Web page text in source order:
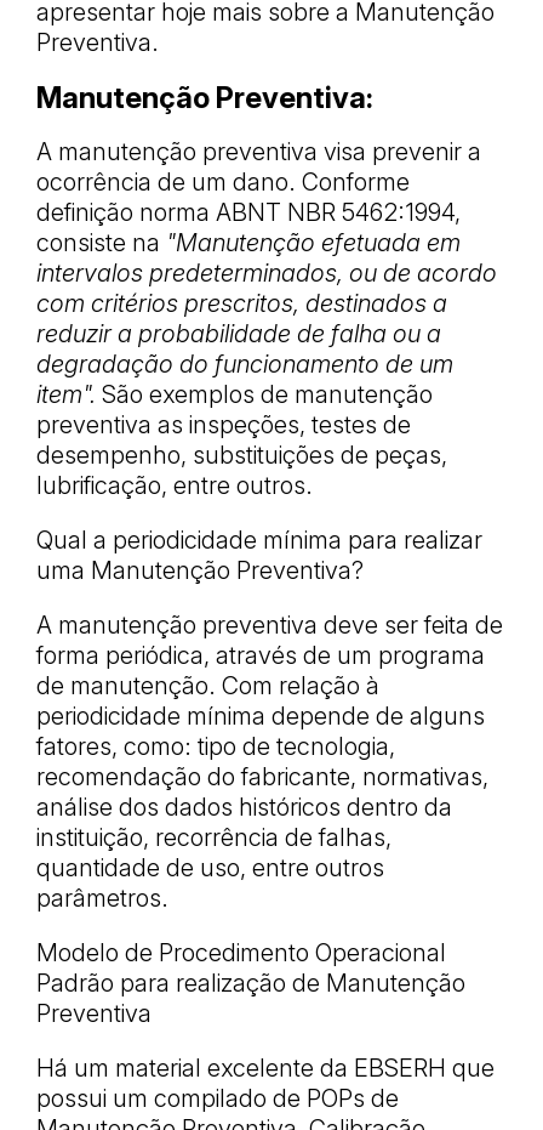
apresentar hoje mais sobre a Manutenção
Preventiva.
Manutenção Preventiva:
A manutenção preventiva visa prevenir a
ocorrência de um dano. Conforme
definição norma ABNT NBR 5462:1994,
consiste na "Manutenção efetuada em
intervalos predeterminados, ou de acordo
com critérios prescritos, destinados a
reduzir a probabilidade de falha ou a
degradação do funcionamento de um
item". São exemplos de manutenção
preventiva as inspeções, testes de
desempenho, substituições de peças,
lubrificação, entre outros.
Qual a periodicidade mínima para realizar
uma Manutenção Preventiva?
A manutenção preventiva deve ser feita de
forma periódica, através de um programa
de manutenção. Com relação à
periodicidade mínima depende de alguns
fatores, como: tipo de tecnologia,
recomendação do fabricante, normativas,
análise dos dados históricos dentro da
instituição, recorrência de falhas,
quantidade de uso, entre outros
parâmetros.
Modelo de Procedimento Operacional
Padrão para realização de Manutenção
Preventiva
Há um material excelente da EBSERH que
possui um compilado de POPs de